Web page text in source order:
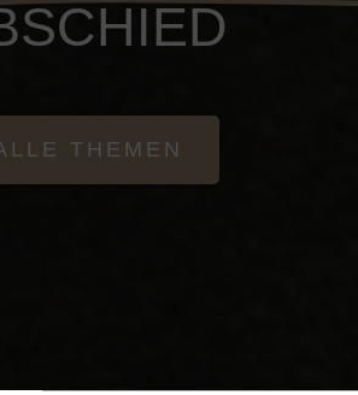
THEMEN